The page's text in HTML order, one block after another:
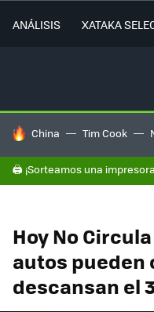
ANÁLISIS XATAKA
HOY SE HABLA DE
China Tim Cook
🖨️ ¡Sorteamos una
Hoy No
autos pueden
descansan el